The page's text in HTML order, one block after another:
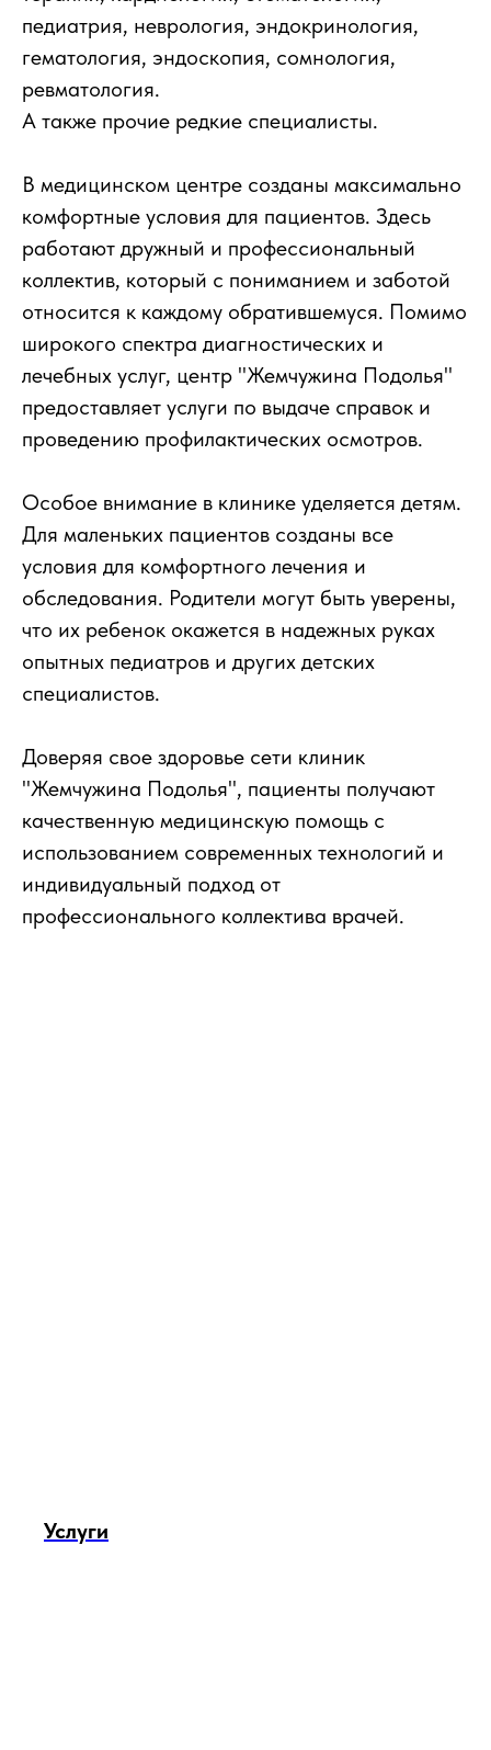
педиатрия, неврология, эндокринология,
гематология, эндоскопия, сомнология,
ревматология.
А также прочие редкие специалисты.
В медицинском центре созданы максимально
комфортные условия для пациентов. Здесь
работают дружный и профессиональный
коллектив, который с пониманием и заботой
относится к каждому обратившемуся. Помимо
широкого спектра диагностических и
лечебных услуг, центр "Жемчужина Подолья"
предоставляет услуги по выдаче справок и
проведению профилактических осмотров.
Особое внимание в клинике уделяется детям.
Для маленьких пациентов созданы все
условия для комфортного лечения и
обследования. Родители могут быть уверены,
что их ребенок окажется в надежных руках
опытных педиатров и других детских
специалистов.
Доверяя свое здоровье сети клиник
"Жемчужина Подолья", пациенты получают
качественную медицинскую помощь с
использованием современных технологий и
индивидуальный подход от
профессионального коллектива врачей.
Услуги